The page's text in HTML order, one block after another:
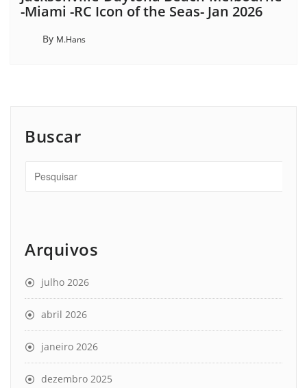
-Miami -RC Icon of the Seas- Jan 2026
By M.Hans
Buscar
Arquivos
julho 2026
abril 2026
janeiro 2026
dezembro 2025